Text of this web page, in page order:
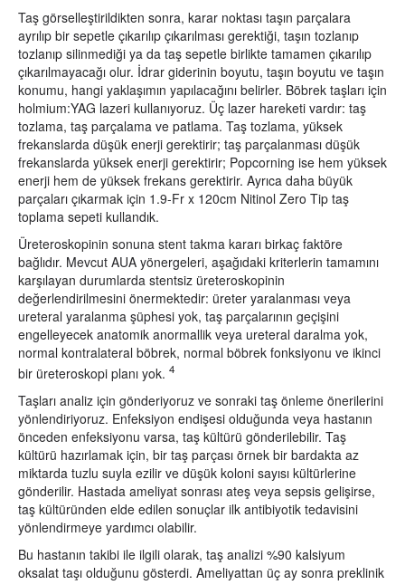
Taş görselleştirildikten sonra, karar noktası taşın parçalara
ayrılıp bir sepetle çıkarılıp çıkarılması gerektiği, taşın tozlanıp
tozlanıp silinmediği ya da taş sepetle birlikte tamamen çıkarılıp
çıkarılmayacağı olur. İdrar giderinin boyutu, taşın boyutu ve taşın
konumu, hangi yaklaşımın yapılacağını belirler. Böbrek taşları için
holmium:YAG lazeri kullanıyoruz. Üç lazer hareketi vardır: taş
tozlama, taş parçalama ve patlama. Taş tozlama, yüksek
frekanslarda düşük enerji gerektirir; taş parçalanması düşük
frekanslarda yüksek enerji gerektirir; Popcorning ise hem yüksek
enerji hem de yüksek frekans gerektirir. Ayrıca daha büyük
parçaları çıkarmak için 1.9-Fr x 120cm Nitinol Zero Tip taş
toplama sepeti kullandık.
Üreteroskopinin sonuna stent takma kararı birkaç faktöre
bağlıdır. Mevcut AUA yönergeleri, aşağıdaki kriterlerin tamamını
karşılayan durumlarda stentsiz üreteroskopinin
değerlendirilmesini önermektedir: üreter yaralanması veya
ureteral yaralanma şüphesi yok, taş parçalarının geçişini
engelleyecek anatomik anormallik veya ureteral daralma yok,
normal kontralateral böbrek, normal böbrek fonksiyonu ve ikinci
bir üreteroskopi planı yok. 4
Taşları analiz için gönderiyoruz ve sonraki taş önleme önerilerini
yönlendiriyoruz. Enfeksiyon endişesi olduğunda veya hastanın
önceden enfeksiyonu varsa, taş kültürü gönderilebilir. Taş
kültürü hazırlamak için, bir taş parçası örnek bir bardakta az
miktarda tuzlu suyla ezilir ve düşük koloni sayısı kültürlerine
gönderilir. Hastada ameliyat sonrası ateş veya sepsis gelişirse,
taş kültüründen elde edilen sonuçlar ilk antibiyotik tedavisini
yönlendirmeye yardımcı olabilir.
Bu hastanın takibi ile ilgili olarak, taş analizi %90 kalsiyum
oksalat taşı olduğunu gösterdi. Ameliyattan üç ay sonra preklinik